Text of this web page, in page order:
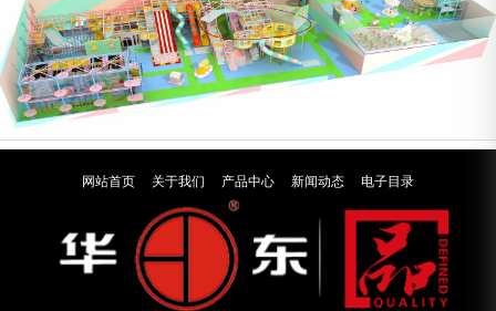
网站首页 关于我们 产品中心 新闻动态 电子目录